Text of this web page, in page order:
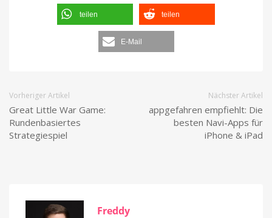
teilen teilen
E-Mail
Vorheriger Artikel
Great Little War Game:
Rundenbasiertes
Strategiespiel
Nächster Artikel
appgefahren empfiehlt: Die
besten Navi-Apps für
iPhone & iPad
Freddy